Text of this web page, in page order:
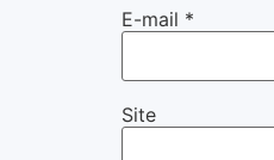
E-mail *
Site